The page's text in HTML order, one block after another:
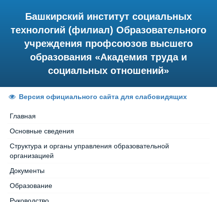
Башкирский институт социальных
технологий (филиал) Образовательного
учреждения профсоюзов высшего
образования «Академия труда и
социальных отношений»
Версия официального сайта для слабовидящих
Главная
Основные сведения
Структура и органы управления образовательной
организацией
Документы
Образование